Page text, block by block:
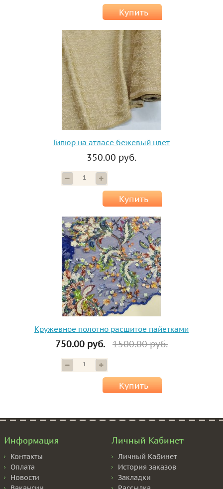
Купить
Гипюр на атласе бежевый цвет
350.00 руб.
Купить
Кружевное полотно расшитое пайетками
750.00 руб. 1500.00 руб.
Купить
Информация
Контакты
Оплата
Новости
Личный Кабинет
Личный Кабинет
История заказов
Закладки